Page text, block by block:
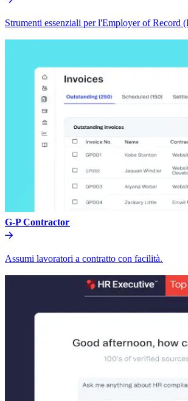
Strumenti essenziali per l'Employer of Record
G-P Contractor​​
Assumi lavoratori a contratto con facilità.​​